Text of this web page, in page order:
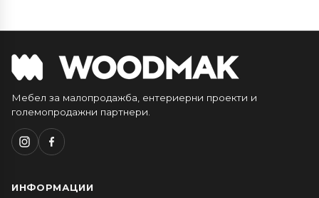
Мебел за малопродажба, ентериерни проекти и
големопродажни партнери.
ИНФОРМАЦИИ